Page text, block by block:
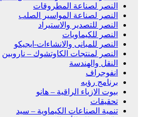
النصر لصناعة المطروقات
النصر لصناعة المواسير الصلب
النصر للتصدير والاستيراد
النصر للكيماويات
النصر للمبانى والانشاءات-ايجيكو
النصر لمنتجات الكاوتشوك – ناروبين
النقل والهندسة
انفوجراف
برنامج رؤيه
بيوت الازياء الراقية – هانو
تحقيقات
تنمية الصناعات الكيماوية – سيد